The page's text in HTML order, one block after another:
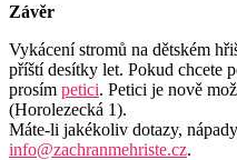
Závěr
Vykácení stromů na dětském
příští desítky let. Pokud chcete
prosím petici. Petici je nově
(Horolezecká 1).
Máte-li jakékoliv dotazy,
info@zachranmehriste.cz.